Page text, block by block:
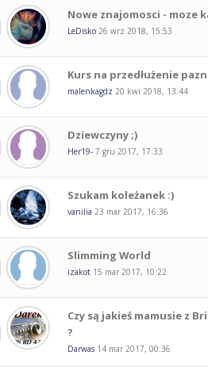
Nowe znajomosci - moze
LeDisko 26 wrz 2018, 15:53
Kurs na przedłużenie
malenkagdz 20 kwi 2018, 13:44
Dziewczyny ;)
Her19- 7 gru 2017, 17:33
Szukam koleżanek :)
vanilia 23 mar 2017, 16:36
Slimming World
izakot 15 mar 2017, 10:22
Czy są jakieś mamusie z
?
Darwas 14 mar 2017, 00:36